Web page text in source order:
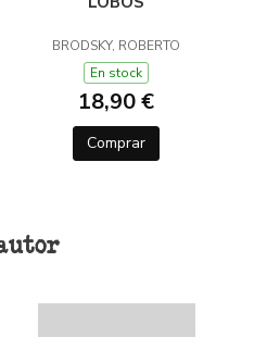
BRODSKY, ROBERTO
En stock
18,90 €
Comprar